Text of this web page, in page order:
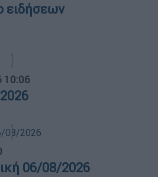
ειδήσεων
10:06
06/08/2026